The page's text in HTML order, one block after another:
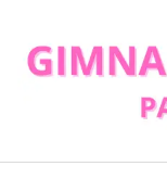
content